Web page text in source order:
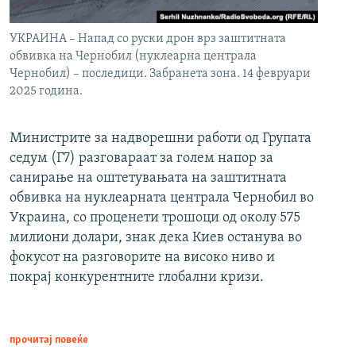
УКРАИНА – Напад со руски дрон врз заштитната
обвивка на Чернобил (нуклеарна централа
Чернобил) – последици. Забранета зона. 14 февруари
2025 година.
Министрите за надворешни работи од Групата
седум (Г7) разговараат за голем напор за
санирање на оштетувањата на заштитната
обвивка на нуклеарната централа Чернобил во
Украина, со проценети трошоци од околу 575
милиони долари, знак дека Киев останува во
фокусот на разговорите на високо ниво и
покрај конкурентните глобални кризи.
прочитај повеќе